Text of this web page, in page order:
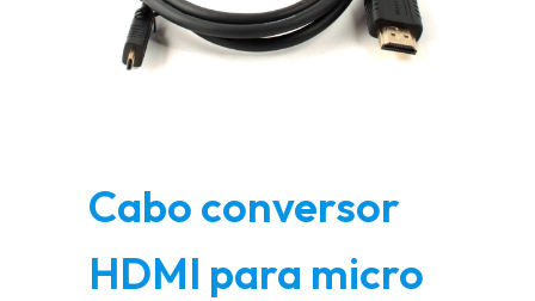
Cabo conversor
HDMI para micro